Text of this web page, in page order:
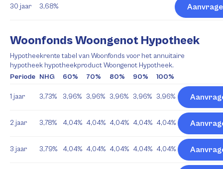
30 jaar 3,68%
Woonfonds Woongenot Hypotheek
Hypotheekrente tabel van Woonfonds voor het annuitaire
hypotheek hypotheekproduct Woongenot Hypotheek.
Periode NHG 60% 70% 80% 90% 100%
1 jaar 3,73% 3,96% 3,96% 3,96% 3,96% 3,96%
2 jaar 3,78% 4,04% 4,04% 4,04% 4,04% 4,04%
3 jaar 3,79% 4,04% 4,04% 4,04% 4,04% 4,04%